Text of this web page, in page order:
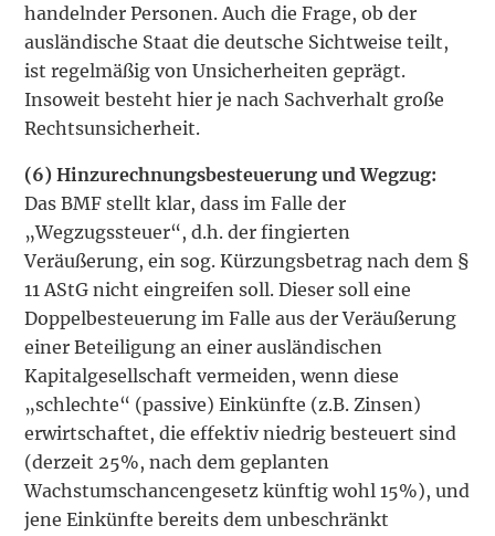
handelnder Personen. Auch die Frage, ob der
ausländische Staat die deutsche Sichtweise teilt,
ist regelmäßig von Unsicherheiten geprägt.
Insoweit besteht hier je nach Sachverhalt große
Rechtsunsicherheit.
(6) Hinzurechnungsbesteuerung und Wegzug:
Das BMF stellt klar, dass im Falle der
„Wegzugssteuer“, d.h. der fingierten
Veräußerung, ein sog. Kürzungsbetrag nach dem §
11 AStG nicht eingreifen soll. Dieser soll eine
Doppelbesteuerung im Falle aus der Veräußerung
einer Beteiligung an einer ausländischen
Kapitalgesellschaft vermeiden, wenn diese
„schlechte“ (passive) Einkünfte (z.B. Zinsen)
erwirtschaftet, die effektiv niedrig besteuert sind
(derzeit 25%, nach dem geplanten
Wachstumschancengesetz künftig wohl 15%), und
jene Einkünfte bereits dem unbeschränkt